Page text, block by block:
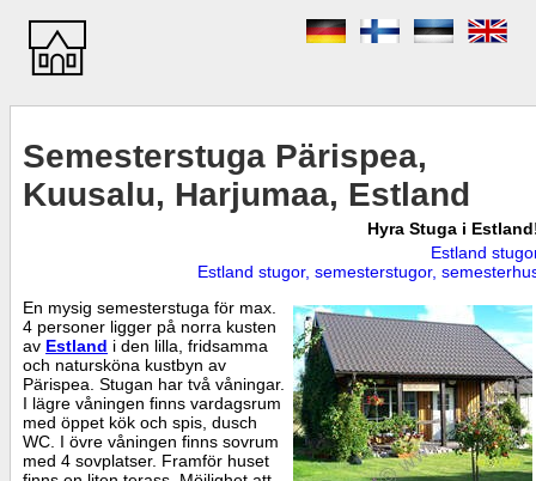
Semesterstuga Pärispea,
Kuusalu, Harjumaa, Estland
Hyra Stuga i
Estland
Estland stugor, semesterstugor,
En mysig semesterstuga för max.
4 personer ligger på norra kusten
av Estland i den lilla, fridsamma
och natursköna kustbyn av
Pärispea. Stugan har två våningar.
I lägre våningen finns vardagsrum
med öppet kök och spis, dusch
WC. I övre våningen finns sovrum
med 4 sovplatser. Framför huset